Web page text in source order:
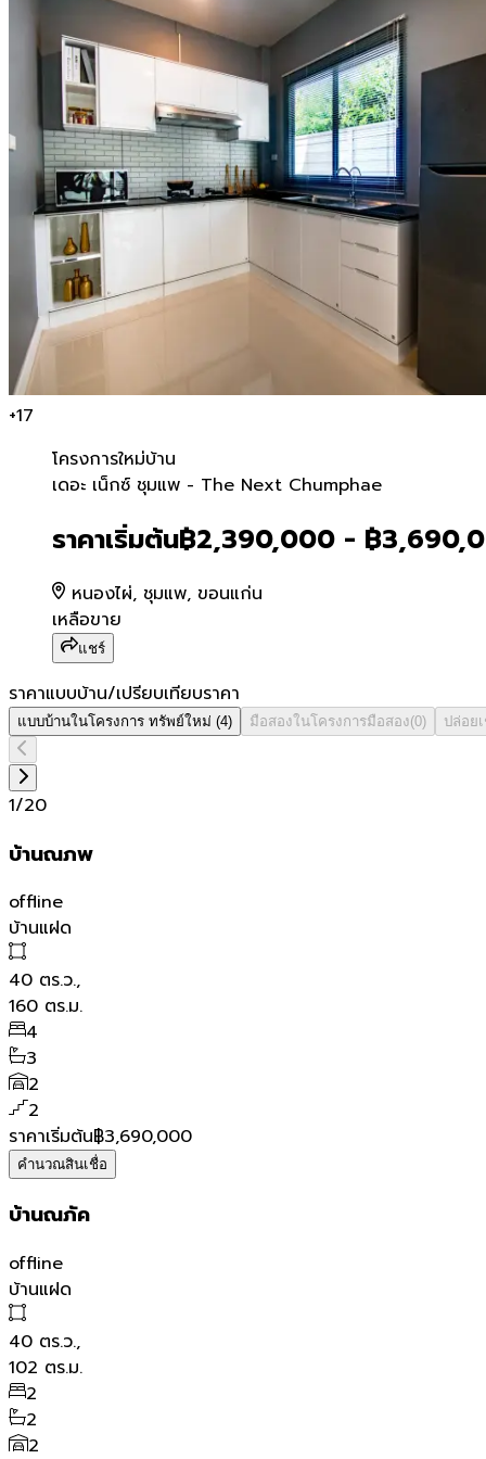
+17
โครงการใหม่บ้าน
เดอะ เน็กซ์ ชุมแพ - The
เดอะ เน็กซ์ ชุมแพ - The Next Chumphae
ราคาเริ่มต้น฿2,390,000 - ฿
หนองไผ่, ชุมแพ, ขอนแก่น
เหลือขาย
แชร์
ราคาแบบบ้าน/เปรียบเทียบราคา
แบบบ้านในโครงการ ทรัพย์ใหม่ (4) มือสองในโครงการมือสอง(0) ปล่อย
1/20
บ้านณภพ
offline
บ้านแฝด
40 ตร.ว.,
160 ตร.ม.
4
3
2
2
ราคาเริ่มต้น฿3,690,000
คำนวณสินเชื่อ
บ้านณภัค
offline
บ้านแฝด
40 ตร.ว.,
102 ตร.ม.
2
2
2